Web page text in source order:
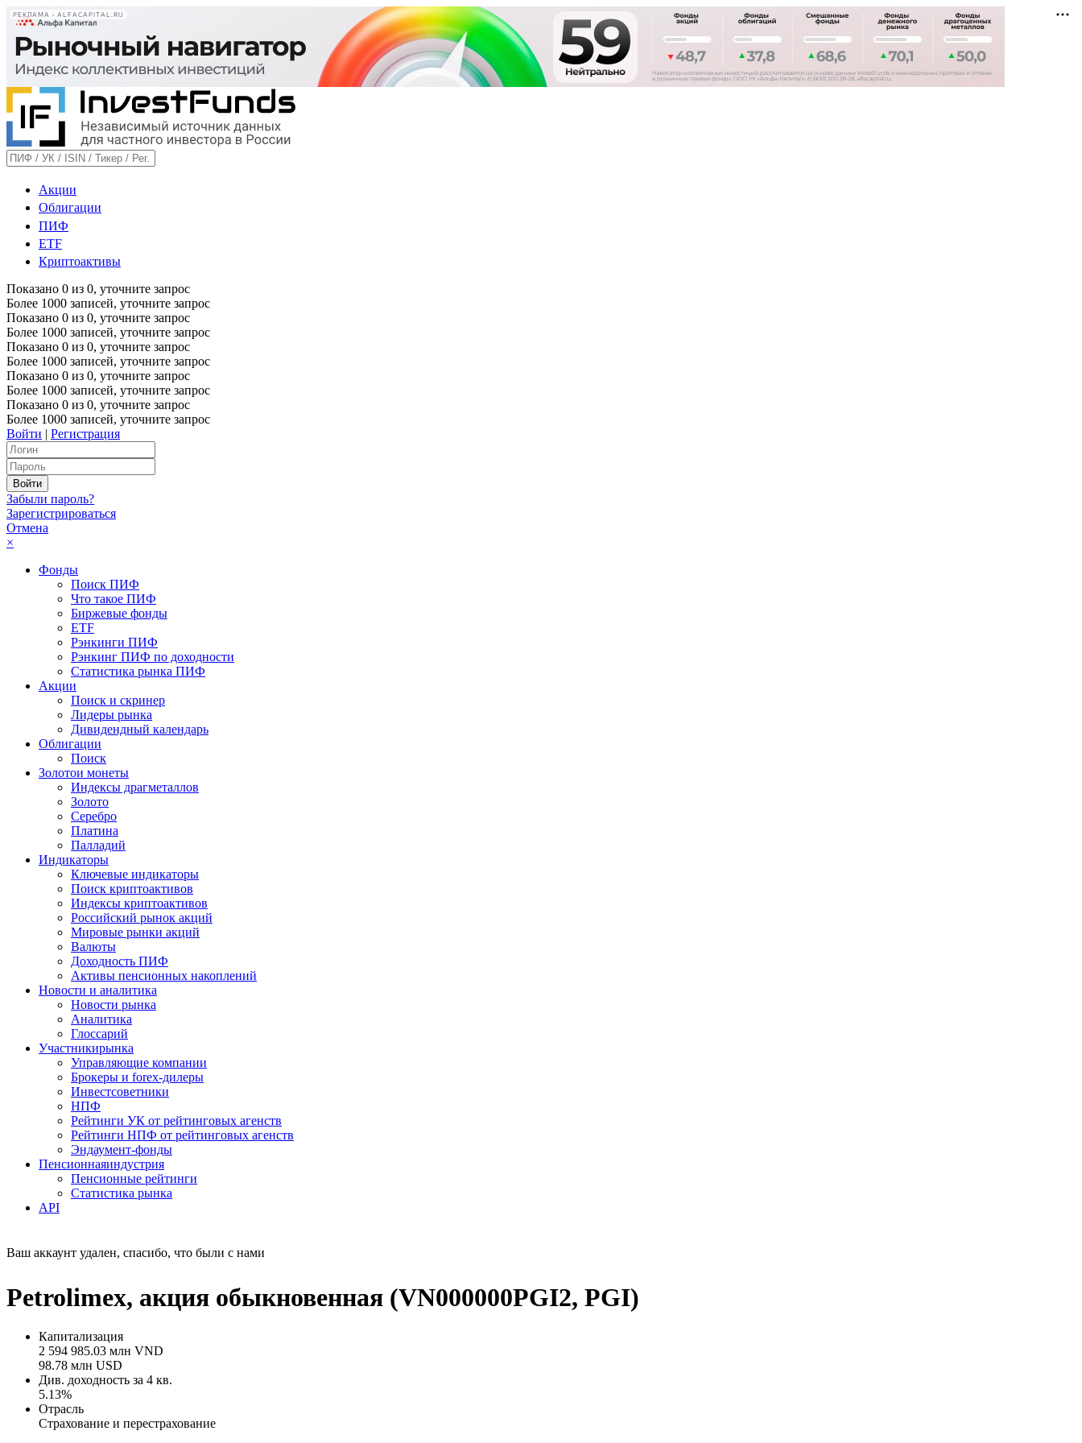
РЕКЛАМА • ALFACAPITAL.RU
Акции
Облигации
ПИФ
ETF
Криптоактивы
Показано 0 из 0, уточните запрос
Более 1000 записей, уточните запрос
Показано 0 из 0, уточните запрос
Более 1000 записей, уточните запрос
Показано 0 из 0, уточните запрос
Более 1000 записей, уточните запрос
Показано 0 из 0, уточните запрос
Более 1000 записей, уточните запрос
Показано 0 из 0, уточните запрос
Более 1000 записей, уточните запрос
Войти | Регистрация
Забыли пароль?
Зарегистрироваться
Отмена
×
Фонды
Поиск ПИФ
Что такое ПИФ
Биржевые фонды
ETF
Рэнкинги ПИФ
Рэнкинг ПИФ по доходности
Статистика рынка ПИФ
Акции
Поиск и скринер
Лидеры рынка
Дивидендный календарь
Облигации
Поиск
Золотои монеты
Индексы драгметаллов
Золото
Серебро
Платина
Палладий
Индикаторы
Ключевые индикаторы
Поиск криптоактивов
Индексы криптоактивов
Российский рынок акций
Мировые рынки акций
Валюты
Доходность ПИФ
Активы пенсионных накоплений
Новости и аналитика
Новости рынка
Аналитика
Глоссарий
Участникирынка
Управляющие компании
Брокеры и forex-дилеры
Инвестсоветники
НПФ
Рейтинги УК от рейтинговых агенств
Рейтинги НПФ от рейтинговых агенств
Эндаумент-фонды
Пенсионнаяиндустрия
Пенсионные рейтинги
Статистика рынка
API
Ваш аккаунт удален, спасибо, что были с нами
Petrolimex, акция обыкновенная (VN000000PGI2, PGI)
Капитализация
2 594 985.03 млн VND
98.78 млн USD
Див. доходность за 4 кв.
5.13%
Отрасль
Страхование и перестрахование